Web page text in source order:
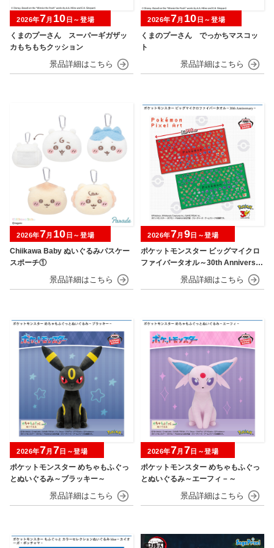
くまのプーさん スーパーギガザッ
カもちもちクッション
2026年7月 10 日～登場
くまのプーさん でっかちマスコッ
ト
2026年7月 10 日～登場
Chiikawa Baby ぬいぐるみパスケー
スポーチ①
2026年7月 10 日～登場
ポケットモンスター ビッグマイクロ
ファイバータオル～30th Anniversar
2026年7月 9 日～登場
ポケットモンスター めちゃもふぐっ
とぬいぐるみ～ブラッキー～
2026年7月 7日～登場
ポケットモンスター めちゃもふぐっ
とぬいぐるみ～エーフィ－～
2026年7月 7日～登場